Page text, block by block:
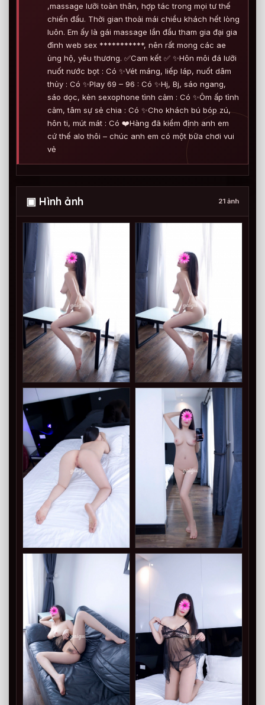
,massage lưỡi toàn thân, hợp tác trong mọi tư thế
chiến đấu. Thời gian thoải mái chiều khách hết lòng
luôn. Em ấy là gái massage lần đầu tham gia đại gia
đình web sex ***********, nên rất mong các ae
ủng hộ, yêu thương. ✅Cam kết ✅ ✨Hôn môi đá lưỡi
nuốt nước bọt : Có ✨Vét máng, liếp láp, nuốt dâm
thủy : Có ✨Play 69 – 96 : Có ✨Hj, Bj, sáo ngang,
sáo dọc, kèn sexophone tình cảm : Có ✨Ôm ấp tình
cảm, tâm sự sẻ chia : Có ✨Cho khách bú bóp zú,
hôn ti, mút mát : Có ❤️Hàng đã kiểm định anh em
cứ thế alo thôi – chúc anh em có một bữa chơi vui
vẻ
▣ Hình ảnh 21 ảnh